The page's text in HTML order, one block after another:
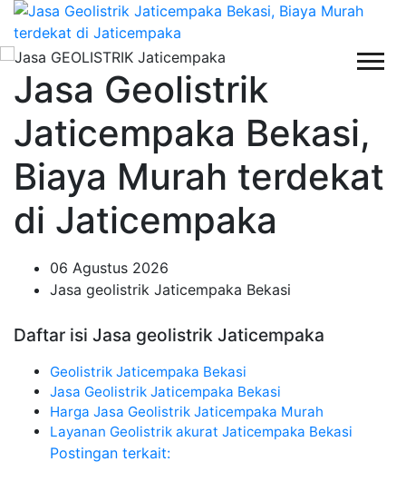
Jasa Geolistrik
Jaticempaka Bekasi,
Biaya Murah terdekat
di Jaticempaka
06 Agustus 2026
Jasa geolistrik Jaticempaka Bekasi
Daftar isi Jasa geolistrik Jaticempaka
Geolistrik Jaticempaka Bekasi
Jasa Geolistrik Jaticempaka Bekasi
Harga Jasa Geolistrik Jaticempaka Murah
Layanan Geolistrik akurat Jaticempaka Bekasi
Postingan terkait: